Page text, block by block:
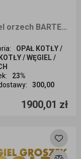
Węgiel orzech BARTEX 1000KG dostawa cała Polska
:
OPAŁ KOTŁY /
/ WĘGIEL /
:
23%
: 300,00
1900,01 zł
sztuk